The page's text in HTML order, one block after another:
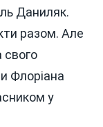
Даниляк.
разом. Але
свого
Флоріана
у